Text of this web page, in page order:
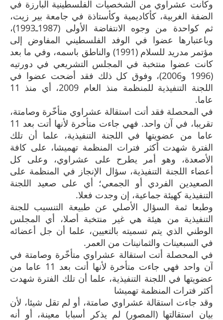
وكانت عشراوي من الشخصيات الفلسطينية البارزة في
الضفة الغربية، كأكاديمية وكأستاذة في جامعة بير زيت،
ثم كواحدة من وجوه الانتفاضة الأولى (1987ـ1993)،
وباعتبارها عضوا في الوفد الفلسطيني المفاوض إلى
مؤتمر مدريد للسلام (1991) والناطق باسمه، وفي ما بعد
كانت عضوا منتخبة في المجلس التشريعي في دورتيه
(1996 و2006)، وفوق كل ذلك فقد أضحت عضوا في
اللجنة التنفيذية للمنظمة منذ العام 2009، أي منذ 11
عاما.
في المحصلة فقد أتت استقالة عشراوي متأخّرة وصامتة،
تقريبا، في آن واحد. فهي جاءت متأخرة لأنها أتت بعد 11
عاما من عضويتها في اللجنة التنفيذية، علما أن تلك
الفترة شهدت أكثر فترات المنظمة تهميشا، على كافة
الأصعدة، وهو أمر يطرح على عشراوي، وعلى كل
أعضاء اللجنة التنفيذية، سؤال الإنجاز في المنظمة على
الصعيدين الفردي أو الجمعي؛ أي على صعيد اللجنة
التنفيذية كهيئة جماعية، إن وجدت فعلا.
وطبعا ثمة السؤال الأصلي عن طبيعة التنسيب للجنة
التنفيذية من هيئة هي غير منتخبة أصلا، أي المجلس
الوطني الذي يتم تسميته بالتعيين، علما أن جل أعضائه
في السبعينات والثمانينات من العمر.
في المحصلة أتت استقالة عشراوي متأخّرة وصامتة في
آن واحد فهي جاءت متأخرة لأنها أتت بعد 11 عاما من
عضويتها في اللجنة التنفيذية، علما أن تلك الفترة شهدت
أكثر فترات المنظمة تهميشا
وقد جاءت استقالة عشراوي صامتة، أو لم تقل شيئا، لأن
بيان استقالتها (المصور) لم يذكر أسبابا معينة، أو أنه